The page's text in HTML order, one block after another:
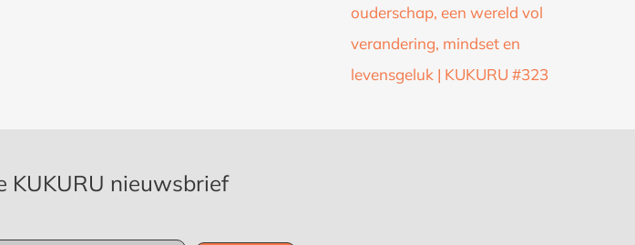
ouderschap, een wereld vol
verandering, mindset en
levensgeluk | KUKURU #323
KUKURU nieuwsbrief